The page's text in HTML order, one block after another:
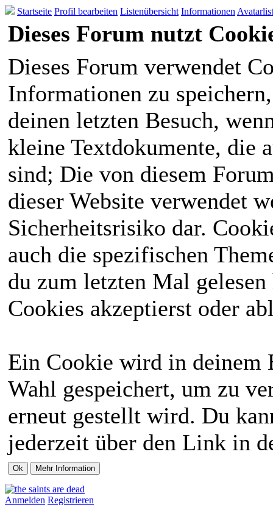
Startseite Profil bearbeiten Listenübersicht Informationen
Dieses Forum nutzt
Dieses Forum verwendet
Informationen zu
deinen letzten Besuch,
kleine Textdokumente, die
sind; Die von diesem
dieser Website verwendet
Sicherheitsrisiko dar.
auch die spezifischen
du zum letzten Mal
Cookies akzeptierst oder
Ein Cookie wird in deinem
Wahl gespeichert, um zu
erneut gestellt wird. Du
jederzeit über den Link in
Anmelden Registrieren